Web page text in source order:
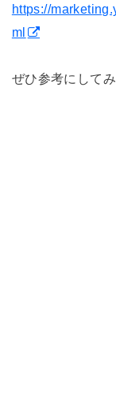
https://
ml
ぜひ参考にして